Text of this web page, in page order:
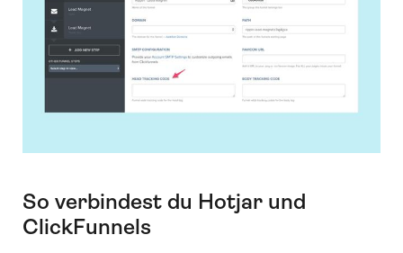
So verbindest du Hotjar und
ClickFunnels